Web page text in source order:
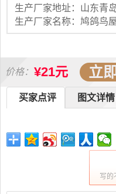
生产厂家地址：山东青
价格： ¥21元 立
图文详情
买家点评
写的